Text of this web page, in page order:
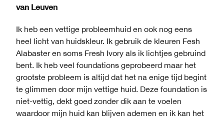
van Leuven
Ik heb een vettige probleemhuid en ook nog eens
heel licht van huidskleur. Ik gebruik de kleuren Fesh
Alabaster en soms Fresh Ivory als ik lichtjes gebruind
bent. Ik heb veel foundations geprobeerd maar het
grootste probleem is altijd dat het na enige tijd begint
te glimmen door mijn vettige huid. Deze foundation is
niet-vettig, dekt goed zonder dik aan te voelen
waardoor mijn huid kan blijven ademen en ik kan het